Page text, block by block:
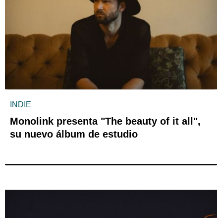
INDIE
Monolink presenta "The beauty of it all",
su nuevo álbum de estudio